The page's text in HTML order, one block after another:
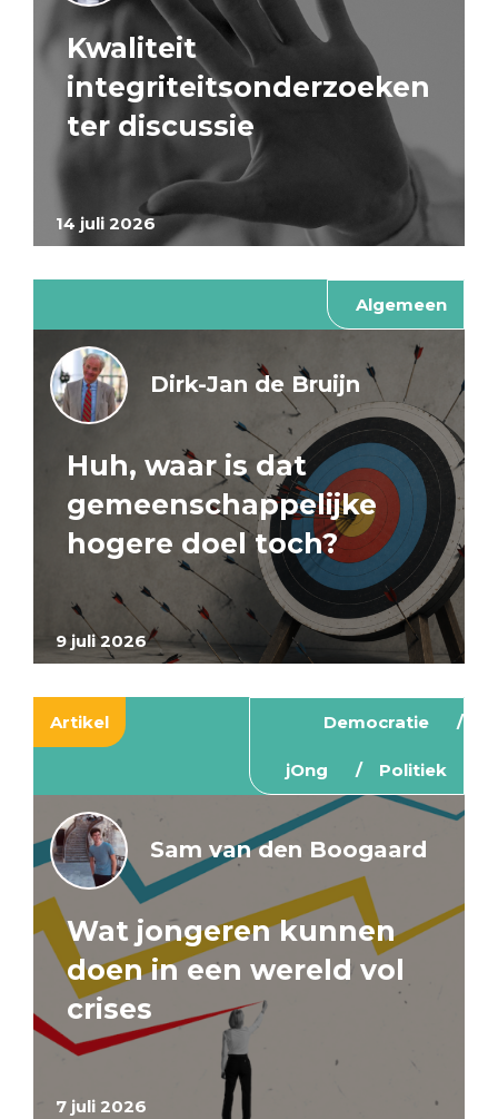
14 juli 2026
Kwaliteit
integriteitsonderzoeken
ter discussie
Algemeen
9 juli 2026
Dirk-Jan de Bruijn
Huh, waar is dat
gemeenschappelijke
hogere doel toch?
Artikel Democratie
jOng Politiek
7 juli 2026
Sam van den Boogaard
Wat jongeren kunnen
doen in een wereld vol
crises